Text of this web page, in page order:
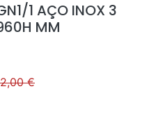
1 AÇO INOX 3
MM
€